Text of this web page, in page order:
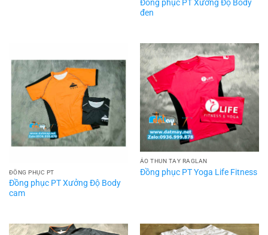
Đồng phục PT Xưởng Độ Body
đen
ĐỒNG PHỤC PT
Đồng phục PT Xưởng Độ Body
cam
ÁO THUN TAY RAGLAN
Đồng phục PT Yoga Life Fitness